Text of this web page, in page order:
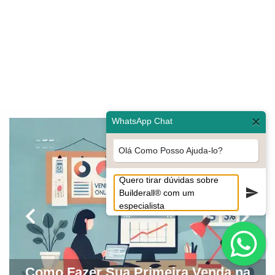
WhatsApp Chat ×
Olá Como Posso Ajuda-lo?